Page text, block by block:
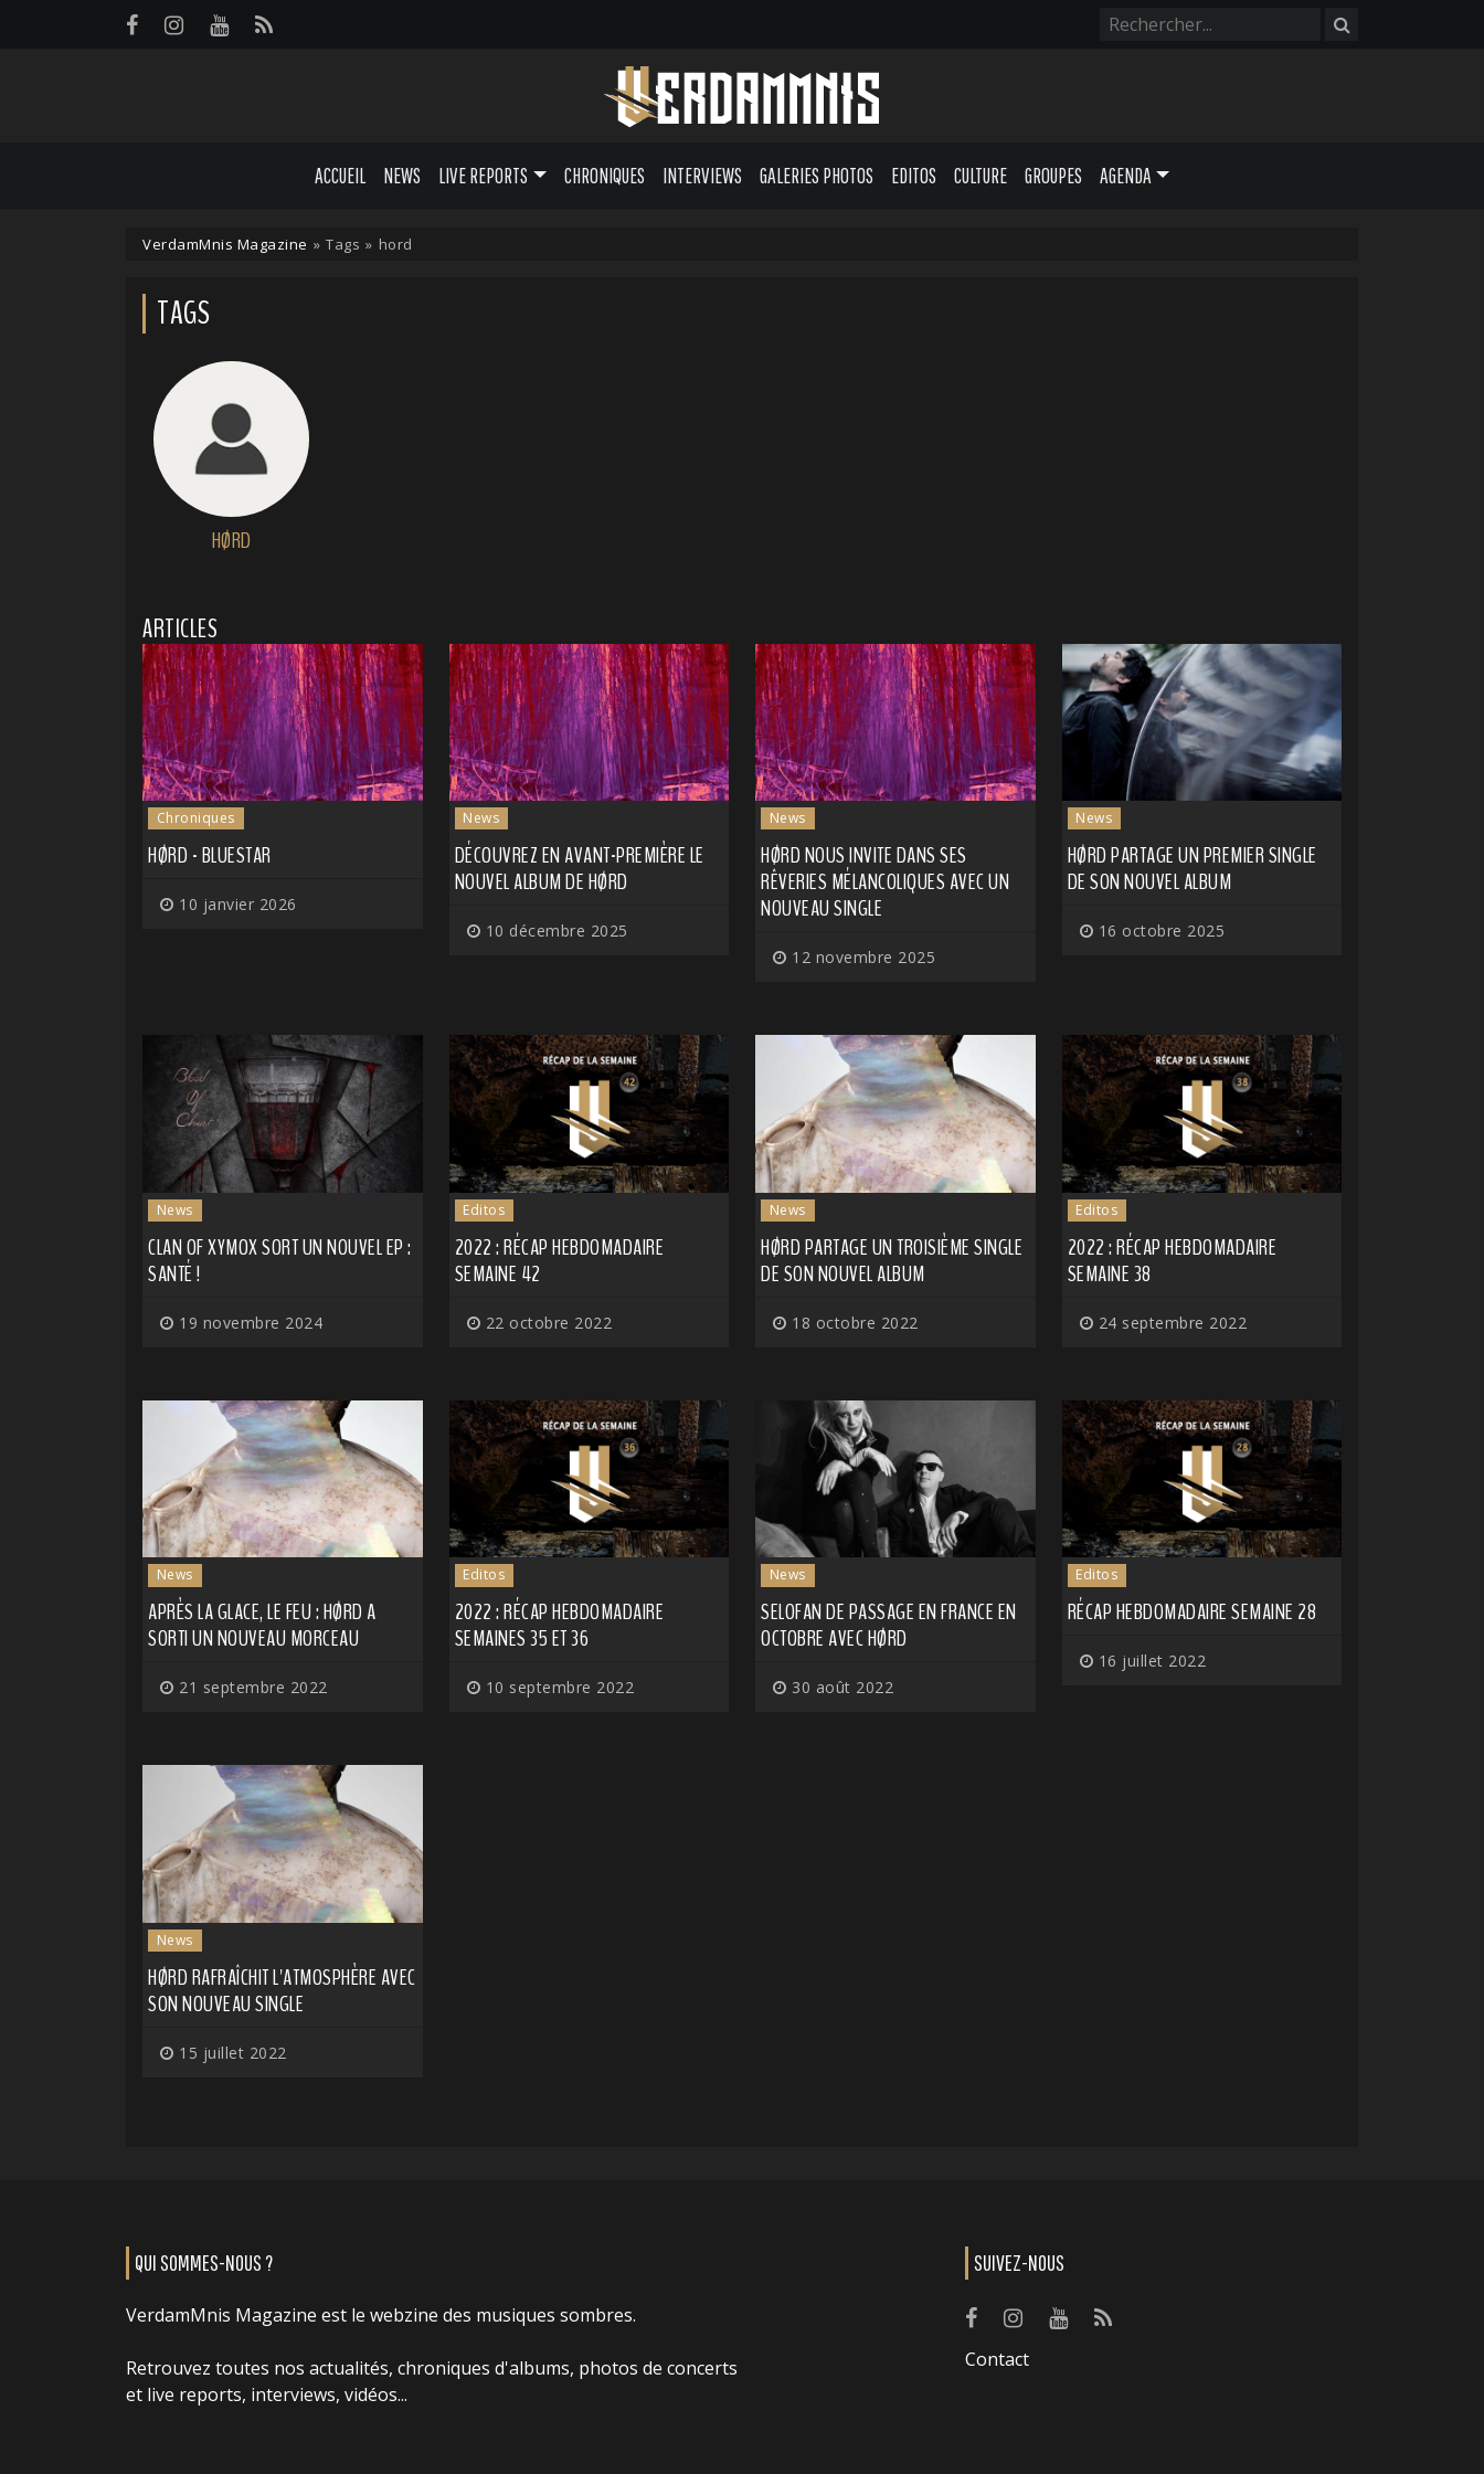
ACCUEIL NEWS LIVE REPORTS CHRONIQUES INTERVIEWS GALERIES PHOTOS EDITOS CULTURE GROUPES AGENDA
VerdamMnis Magazine » Tags » hord
TAGS
HØRD
ARTICLES
Chroniques
HØRD - BLUESTAR
10 janvier 2026
News
DÉCOUVREZ EN AVANT-PREMIÈRE LE
NOUVEL ALBUM DE HØRD
10 décembre 2025
News
HØRD NOUS INVITE DANS SES
RÊVERIES MÉLANCOLIQUES AVEC UN
NOUVEAU SINGLE
12 novembre 2025
News
HØRD PARTAGE UN PREMIER SINGLE
DE SON NOUVEL ALBUM
16 octobre 2025
News
CLAN OF XYMOX SORT UN NOUVEL EP :
SANTÉ !
19 novembre 2024
Editos
2022 : RÉCAP HEBDOMADAIRE
SEMAINE 42
22 octobre 2022
News
HØRD PARTAGE UN TROISIÈME SINGLE
DE SON NOUVEL ALBUM
18 octobre 2022
Editos
2022 : RÉCAP HEBDOMADAIRE
SEMAINE 38
24 septembre 2022
News
APRÈS LA GLACE, LE FEU : HØRD A
SORTI UN NOUVEAU MORCEAU
21 septembre 2022
Editos
2022 : RÉCAP HEBDOMADAIRE
SEMAINES 35 ET 36
10 septembre 2022
News
SELOFAN DE PASSAGE EN FRANCE EN
OCTOBRE AVEC HØRD
30 août 2022
Editos
RÉCAP HEBDOMADAIRE SEMAINE 28
16 juillet 2022
News
HØRD RAFRAÎCHIT L'ATMOSPHÈRE AVEC
SON NOUVEAU SINGLE
15 juillet 2022
QUI SOMMES-NOUS ?
VerdamMnis Magazine est le webzine des musiques sombres.
Retrouvez toutes nos actualités, chroniques d'albums, photos de concerts
et live reports, interviews, vidéos...
SUIVEZ-NOUS
Contact
Panneau de gestion des cookies